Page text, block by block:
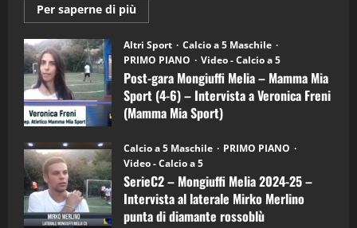
Per saperne di più
informazioni
Post-
gara
Mongiuffi
Melia
–
Mamma
Mia
Sport
6)
–
Intervista
a
mister
Arturo
Carciotto
(Mongiuffi
Altri Sport
Calcio a 5 Maschile
PRIMO PIANO
Video - Calcio a 5
Post-gara Mongiuffi Melia – Mamma Mia
Sport (4-6) – Intervista a Veronica Freni
(Mamma Mia Sport)
Calcio a 5 Maschile
PRIMO PIANO
Video - Calcio a 5
SerieC2 – Mongiuffi Melia 2024-25 –
Intervista al laterale Mirko Merlino
punta di diamante rossoblù
4
"SportEmpire" in Podcast
“SportEmpire” in Podcast: 27^ Puntata
(Martedi 14 Aprile 2026)
15/04/2026
5
“SportEmpire” in Podcast: 26^ Puntata
(Martedi 07 Aprile 2026)
08/04/2026